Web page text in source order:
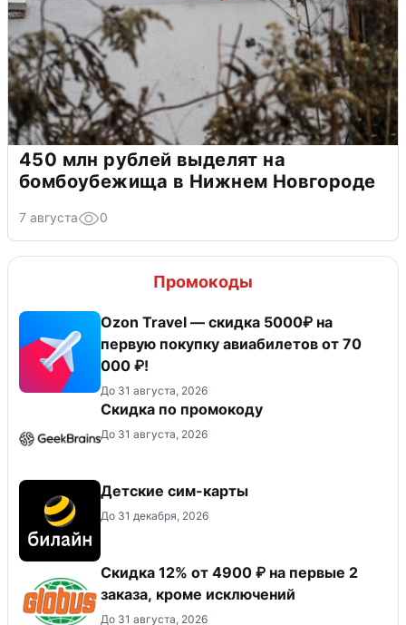
450 млн рублей выделят на
бомбоубежища в Нижнем Новгороде
7 августа 0
Промокоды
Ozon Travel — скидка 5000₽ на
первую покупку авиабилетов от 70
000 ₽!
До 31 августа, 2026
Скидка по промокоду
До 31 августа, 2026
Детские сим-карты
До 31 декабря, 2026
Скидка 12% от 4900 ₽ на первые 2
заказа, кроме исключений
До 31 августа, 2026